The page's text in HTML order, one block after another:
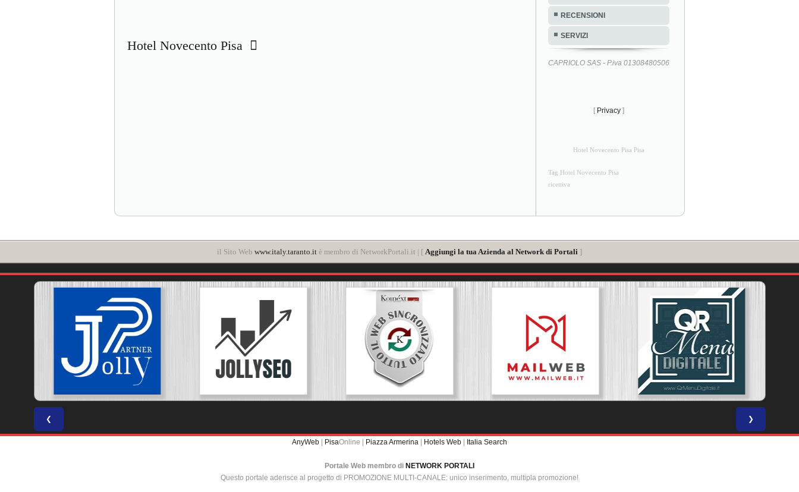
Hotel Novecento Pisa
RECENSIONI
SERVIZI
CAPRIOLO SAS - P.iva 01308480506
[ Privacy ]
Hotel Novecento Pisa Pisa
Tag Hotel Novecento Pisa
ricettiva
il Sito Web www.italy.taranto.it è membro di NetworkPortali.it | [ Aggiungi la tua Azienda al Network di Portali ]
❮ ❯
AnyWeb | PisaOnline | Piazza Armerina | Hotels Web | Italia Search
Portale Web membro di NETWORK PORTALI
Questo portale aderisce al progetto di PROMOZIONE MULTI-CANALE: unico inserimento, multipla promozione!